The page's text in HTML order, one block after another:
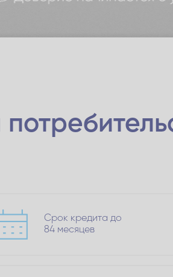
Срок кредита до
84 месяцев